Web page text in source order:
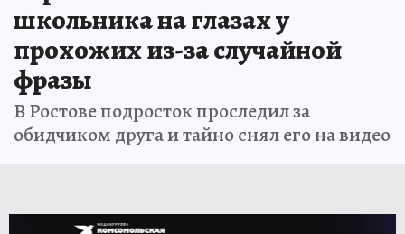
школьника на глазах у
прохожих из-за случайной
фразы
В Ростове подросток проследил за
обидчиком друга и тайно снял его на видео